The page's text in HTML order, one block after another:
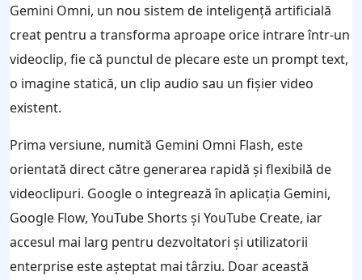
Gemini Omni, un nou sistem de inteligență artificială
creat pentru a transforma aproape orice intrare într-un
videoclip, fie că punctul de plecare este un prompt text,
o imagine statică, un clip audio sau un fișier video
existent.
Prima versiune, numită Gemini Omni Flash, este
orientată direct către generarea rapidă și flexibilă de
videoclipuri. Google o integrează în aplicația Gemini,
Google Flow, YouTube Shorts și YouTube Create, iar
accesul mai larg pentru dezvoltatori și utilizatorii
enterprise este așteptat mai târziu. Doar această